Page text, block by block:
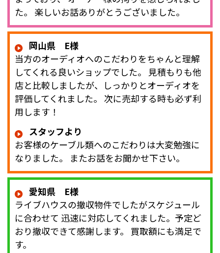
た。 楽しいお話ありがとうございました。
岡山県 E様
当方のオーディオへのこだわりをちゃんと理解
してくれる良いショップでした。 見積もりも他
店と比較しましたが、しっかりとオーディオを
評価してくれました。 次に売却する時も必ず利
用します！
スタッフより
お客様のケーブル類へのこだわりは大変勉強に
なりました。 またお話をお聞かせ下さい。
愛知県 E様
ライブハウスの撤収物件でしたがスケジュール
に合わせて 迅速に対応してくれました。予定ど
おり撤収できて感謝します。 買取額にも満足で
す。